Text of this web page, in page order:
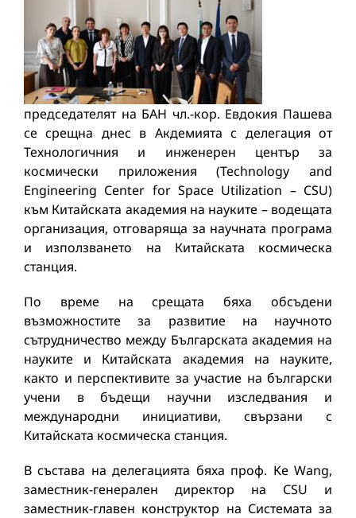
председателят на БАН чл.-кор. Евдокия Пашева
се срещна днес в Акдемията с делегация от
Технологичния и инженерен център за
космически приложения (Technology and
Engineering Center for Space Utilization – CSU)
към Китайската академия на науките – водещата
организация, отговаряща за научната програма
и използването на Китайската космическа
станция.
По време на срещата бяха обсъдени
възможностите за развитие на научното
сътрудничество между Българската академия на
науките и Китайската академия на науките,
както и перспективите за участие на български
учени в бъдещи научни изследвания и
международни инициативи, свързани с
Китайската космическа станция.
В състава на делегацията бяха проф. Ke Wang,
заместник-генерален директор на CSU и
заместник-главен конструктор на Системата за